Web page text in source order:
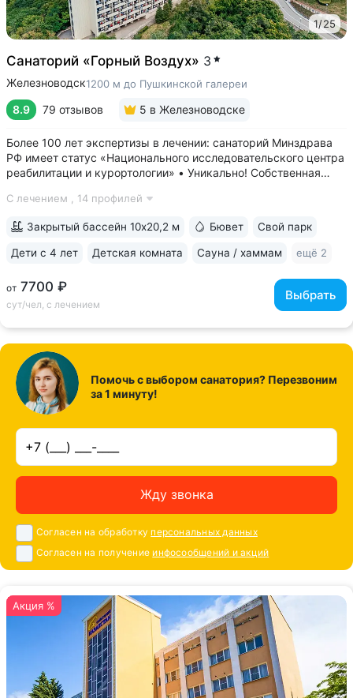
1/25
Санаторий «Горный Воздух» 3
Железноводск1200 м до Пушкинской галереи
8.9 79 отзывов 5 в Железноводске
Более 100 лет экспертизы в лечении: санаторий Минздрава
РФ имеет статус «Национального исследовательского центра
реабилитации и курортологии» • Уникально! Собственная
«Горный воздух» — единственный санаторий, где можно
С лечением , 14 профилей
от 7700 ₽
сут/чел, с лечением
Выбрать
Закрытый бассейн 10х20,2 м Бювет Свой парк
Дети с 4 лет Детская комната Сауна / хаммам ещё 2
Помочь с выбором санатория? Перезвоним
за 1 минуту!
Жду звонка
Согласен на обработку персональных данных
Согласен на получение инфосообщений и акций
Акция %